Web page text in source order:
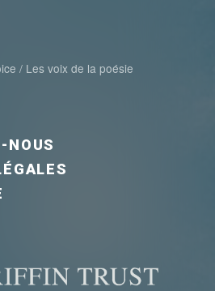
/ Les voix de la poésie
NOUS